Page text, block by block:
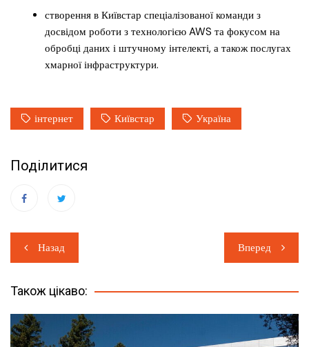
створення в Київстар спеціалізованої команди з
досвідом роботи з технологією AWS та фокусом на
обробці даних і штучному інтелекті, а також послугах
хмарної інфраструктури.
інтернет Київстар Україна
Поділитися
Навігація
записів
Назад Вперед
Також цікаво: